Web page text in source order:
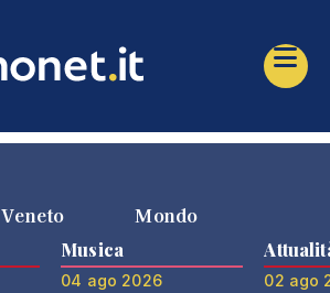
Veneto Mondo
Musica
04 ago 2026 02 ago